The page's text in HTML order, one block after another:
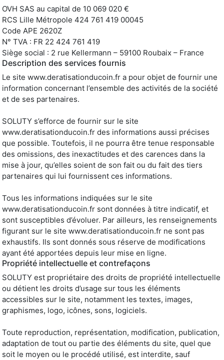
OVH SAS au capital de 10 069 020 €
RCS Lille Métropole 424 761 419 00045
Code APE 2620Z
N° TVA : FR 22 424 761 419
Siège social : 2 rue Kellermann – 59100 Roubaix – France
Description des services fournis
Le site www.deratisationducoin.fr a pour objet de fournir une
information concernant l’ensemble des activités de la société
et de ses partenaires.
SOLUTY s’efforce de fournir sur le site
www.deratisationducoin.fr des informations aussi précises
que possible. Toutefois, il ne pourra être tenue responsable
des omissions, des inexactitudes et des carences dans la
mise à jour, qu’elles soient de son fait ou du fait des tiers
partenaires qui lui fournissent ces informations.
Tous les informations indiquées sur le site
www.deratisationducoin.fr sont données à titre indicatif, et
sont susceptibles d’évoluer. Par ailleurs, les renseignements
figurant sur le site www.deratisationducoin.fr ne sont pas
exhaustifs. Ils sont donnés sous réserve de modifications
ayant été apportées depuis leur mise en ligne.
Propriété intellectuelle et contrefaçons
SOLUTY est propriétaire des droits de propriété intellectuelle
ou détient les droits d’usage sur tous les éléments
accessibles sur le site, notamment les textes, images,
graphismes, logo, icônes, sons, logiciels.
Toute reproduction, représentation, modification, publication,
adaptation de tout ou partie des éléments du site, quel que
soit le moyen ou le procédé utilisé, est interdite, sauf